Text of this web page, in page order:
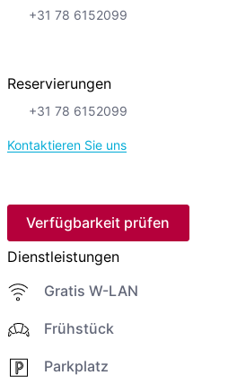
+31 78 6152099
Reservierungen
+31 78 6152099
Kontaktieren Sie uns
Verfügbarkeit prüfen
Dienstleistungen
Gratis W-LAN
Frühstück
Parkplatz